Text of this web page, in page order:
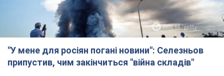
"У мене для росіян погані новини": Селезньов
припустив, чим закінчиться "війна складів"